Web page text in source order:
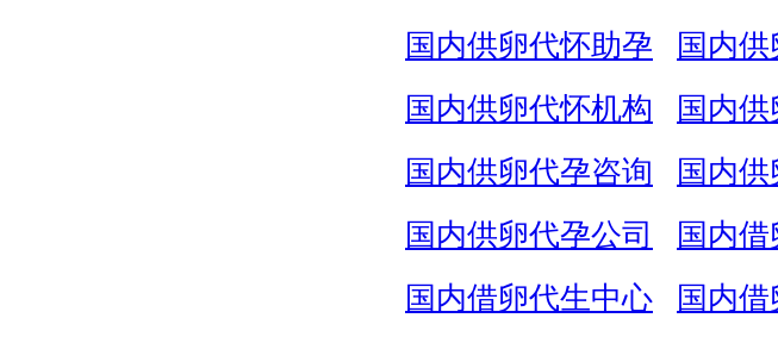
国内供卵代怀助孕
国内
国内供卵代怀机构
国内供
国内供卵代孕咨询
国内
国内供卵代孕公司
国内
国内借卵代生中心
国内